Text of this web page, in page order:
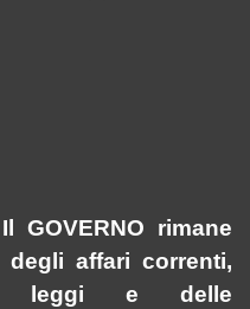
Il GOVERNO rimane
affari correnti,
leggi e delle